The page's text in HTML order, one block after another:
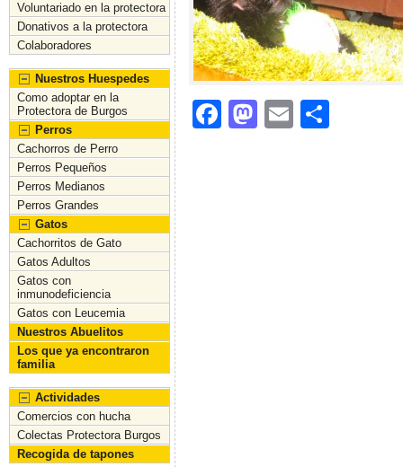
Voluntariado en la protectora
Donativos a la protectora
Colaboradores
Nuestros Huespedes
Como adoptar en la
Protectora de Burgos
Perros
Cachorros de Perro
Perros Pequeños
Perros Medianos
Perros Grandes
Gatos
Cachorritos de Gato
Gatos Adultos
Gatos con
inmunodeficiencia
Gatos con Leucemia
Nuestros Abuelitos
Los que ya encontraron
familia
Actividades
Comercios con hucha
Colectas Protectora Burgos
Recogida de tapones
F
M
E